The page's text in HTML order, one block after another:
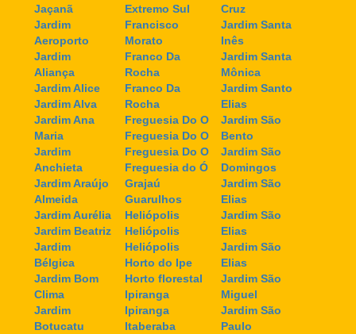
Jaçanã
Jardim
Aeroporto
Jardim
Aliança
Jardim Alice
Jardim Alva
Jardim Ana
Maria
Jardim
Anchieta
Jardim Araújo
Almeida
Jardim Aurélia
Jardim Beatriz
Jardim
Bélgica
Jardim Bom
Clima
Jardim
Botucatu
Extremo Sul
Francisco
Morato
Franco Da
Rocha
Franco Da
Rocha
Freguesia Do O
Freguesia Do O
Freguesia Do O
Freguesia do Ó
Grajaú
Guarulhos
Heliópolis
Heliópolis
Heliópolis
Horto do Ipe
Horto florestal
Ipiranga
Ipiranga
Itaberaba
Cruz
Jardim Santa
Inês
Jardim Santa
Mônica
Jardim Santo
Elias
Jardim São
Bento
Jardim São
Domingos
Jardim São
Elias
Jardim São
Elias
Jardim São
Elias
Jardim São
Miguel
Jardim São
Paulo